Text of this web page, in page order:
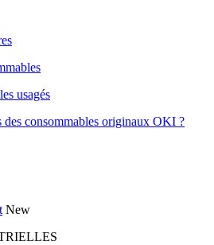
usagés
des consommables originaux OKI ?
New